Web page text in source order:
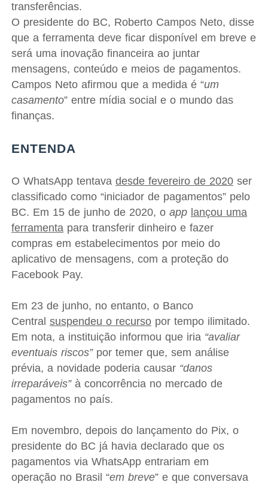
transferências.
O presidente do BC, Roberto Campos Neto, disse
que a ferramenta deve ficar disponível em breve e
será uma inovação financeira ao juntar
mensagens, conteúdo e meios de pagamentos.
Campos Neto afirmou que a medida é “um
casamento” entre mídia social e o mundo das
finanças.
ENTENDA
O WhatsApp tentava desde fevereiro de 2020ser
classificado como “iniciador de pagamentos” pelo
BC. Em 15 de junho de 2020, o app lançou uma
ferramentapara transferir dinheiro e fazer
compras em estabelecimentos por meio do
aplicativo de mensagens, com a proteção do
Facebook Pay.
Em 23 de junho, no entanto, o Banco
Central suspendeu o recursopor tempo ilimitado.
Em nota, a instituição informou que iria “avaliar
eventuais riscos”por temer que, sem análise
prévia, a novidade poderia causar “danos
irreparáveis”à concorrência no mercado de
pagamentos no país.
Em novembro, depois do lançamento do Pix, o
presidente do BC já havia declarado que os
pagamentos via WhatsApp entrariam em
operação no Brasil “em breve” e que conversava